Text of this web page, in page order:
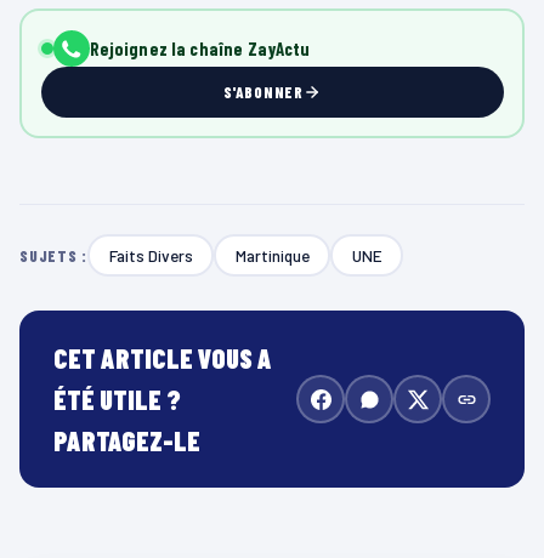
Rejoignez la chaîne ZayActu
S'ABONNER
SUJETS : Faits Divers Martinique UNE
CET ARTICLE VOUS A
ÉTÉ UTILE ?
PARTAGEZ-LE